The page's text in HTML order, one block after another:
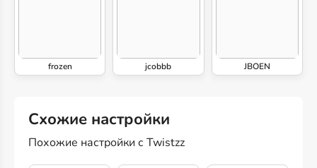
frozen jcobbb JBOEN
Схожие настройки
Похожие настройки с Twistzz